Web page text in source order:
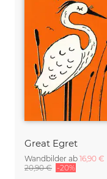
Great Egret
Wandbilder ab 16,90 €
20,90 € -20%